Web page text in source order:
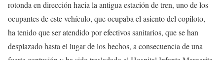
rotonda en dirección hacia la antigua estación de tren, uno de los
ocupantes de este vehículo, que ocupaba el asiento del copiloto,
ha tenido que ser atendido por efectivos sanitarios, que se han
desplazado hasta el lugar de los hechos, a consecuencia de una